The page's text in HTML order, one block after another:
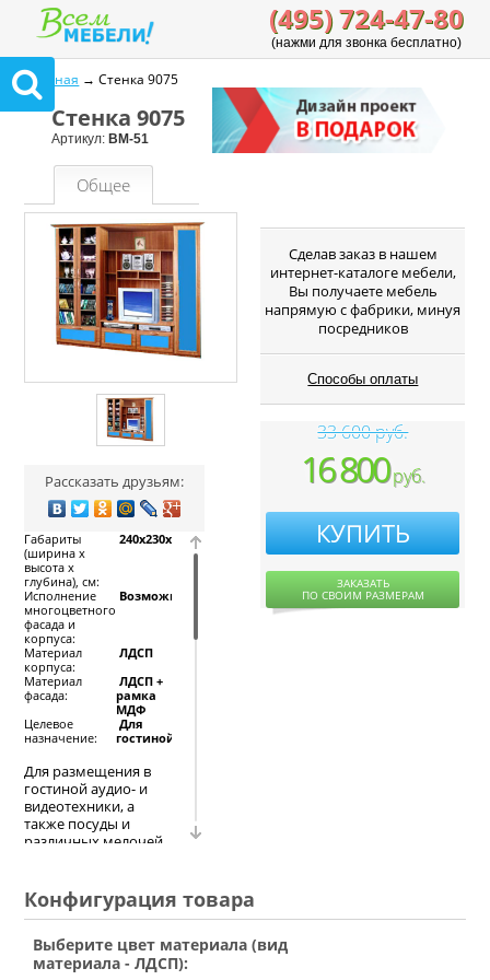
(495) 724-47-80
(нажми для звонка бесплатно)
Главная → Стенка 9075
Стенка 9075
Артикул: ВМ-51
Общее
Рассказать друзьям:
Габариты
(ширина х
высота х
глубина), см:
240x230x52,
Исполнение
многоцветного
фасада и
корпуса:
Возможно
Материал
корпуса:
ЛДСП
Материал
фасада:
ЛДСП +
рамка
МДФ
Целевое
назначение:
Для
гостиной
Для размещения в
гостиной аудио- и
видеотехники, а
также посуды и
различных мелочей
современная стенка.
Качественный
конструкций и
фасада (ЛДСП)
Cделав заказ в нашем
интернет-каталоге мебели,
Вы получаете мебель
напрямую с фабрики, минуя
посредников
Способы оплаты
33 600 руб.
16 800руб.
КУПИТЬ
ЗАКАЗАТЬ
ПО СВОИМ РАЗМЕРАМ
Конфигурация товара
Выберите цвет материала (вид
материала - ЛДСП):